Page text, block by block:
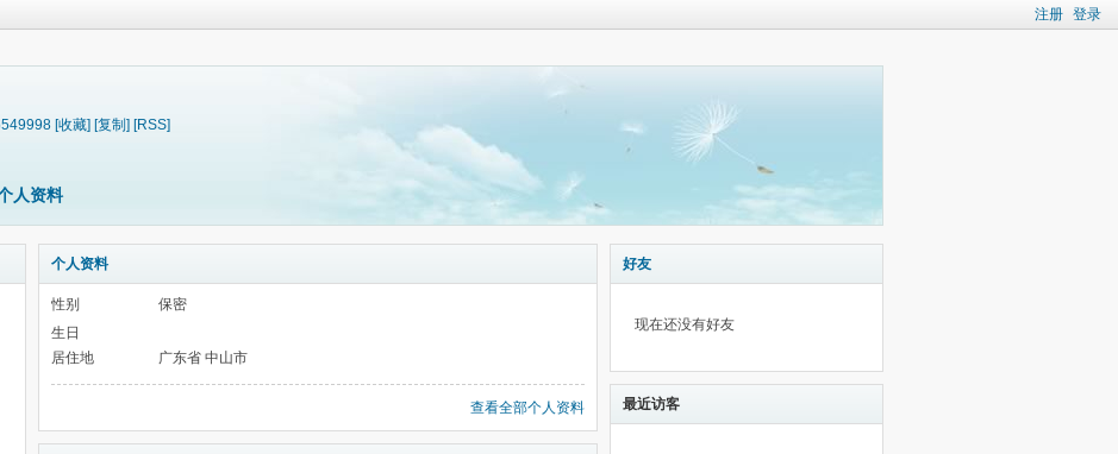
注册 登录
[收藏] [复制] [RSS]
人资料
个人资料
性别
保密
生日
居住地
广东省 中山市
查看全部个人资料
好友
现在还没有好友
最近访客